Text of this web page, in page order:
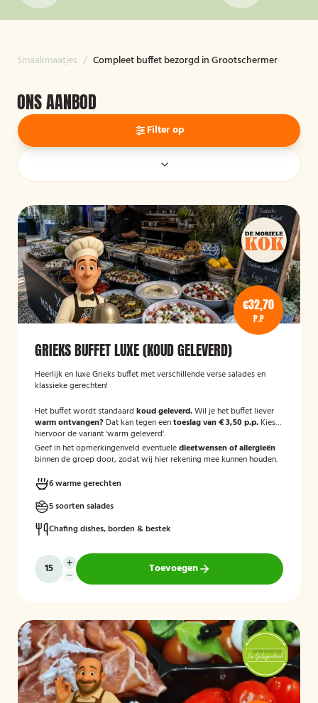
Smaakmaatjes / Compleet buffet bezorgd in Grootschermer
ONS AANBOD
Filter op
€32,70
P.P
GRIEKS BUFFET LUXE (KOUD GELEVERD)
Heerlijk en luxe Grieks buffet met verschillende verse salades en
klassieke gerechten!
Het buffet wordt standaard koud geleverd.Wil je het buffet liever
warm ontvangen? Dat kan tegen eentoeslag van € 3,50 p.p. Kies
hiervoor de variant 'warm geleverd'.
Geef in het opmerkingenveld eventueledieetwensen of allergieën
binnen de groep door, zodat wij hier rekening mee kunnen houden.
6 warme gerechten
5 soorten salades
Chafing dishes, borden & bestek
Toevoegen